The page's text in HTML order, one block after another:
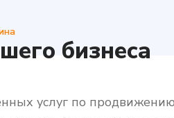
бизнеса
услуг по